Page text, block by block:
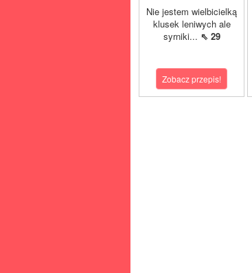
Nie jestem wielbicielką
klusek leniwych ale
syrniki... ⇖ 29
Zobacz przepis!